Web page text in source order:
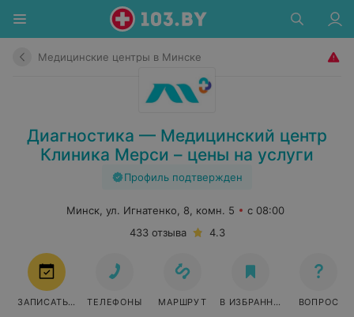
Медицинские центры в Минске
Диагностика — Медицинский центр
Клиника Мерси – цены на услуги
Профиль подтвержден
Минск, ул. Игнатенко, 8, комн. 5
с 08:00
433 отзыва
4.3
ЗАПИСАТЬСЯ ТЕЛЕФОНЫ МАРШРУТ В ИЗБРАННОЕ ВОПРОС